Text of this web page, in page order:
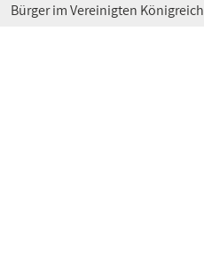
Bürger im Vereinigten Königreich